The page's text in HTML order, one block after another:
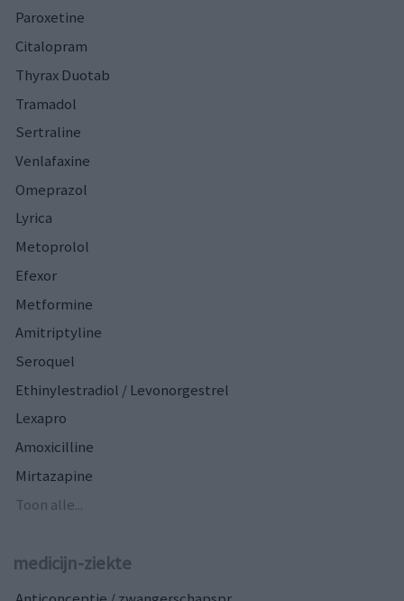
Paroxetine
Citalopram
Thyrax Duotab
Tramadol
Sertraline
Venlafaxine
Omeprazol
Lyrica
Metoprolol
Efexor
Metformine
Amitriptyline
Seroquel
Ethinylestradiol / Levonorgestrel
Lexapro
Amoxicilline
Mirtazapine
Toon alle...
medicijn-ziekte